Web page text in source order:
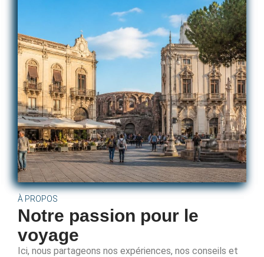
À PROPOS
Notre passion pour le
voyage
Ici, nous partageons nos expériences, nos conseils et